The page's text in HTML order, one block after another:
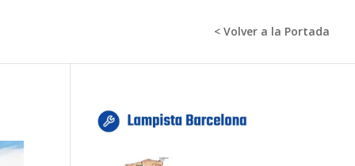
< Volver a la Portada